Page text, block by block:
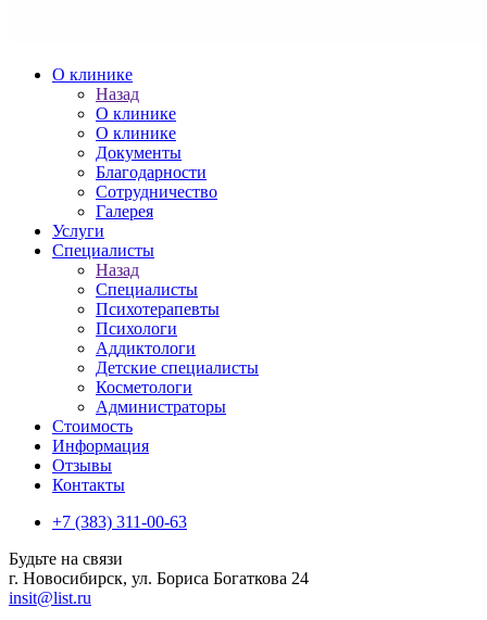
О клинике
Назад
О клинике
О клинике
Документы
Благодарности
Сотрудничество
Галерея
Услуги
Специалисты
Назад
Специалисты
Психотерапевты
Психологи
Аддиктологи
Детские специалисты
Косметологи
Администраторы
Стоимость
Информация
Отзывы
Контакты
+7 (383) 311-00-63
Будьте на связи
г. Новосибирск, ул. Бориса Богаткова 24
insit@list.ru